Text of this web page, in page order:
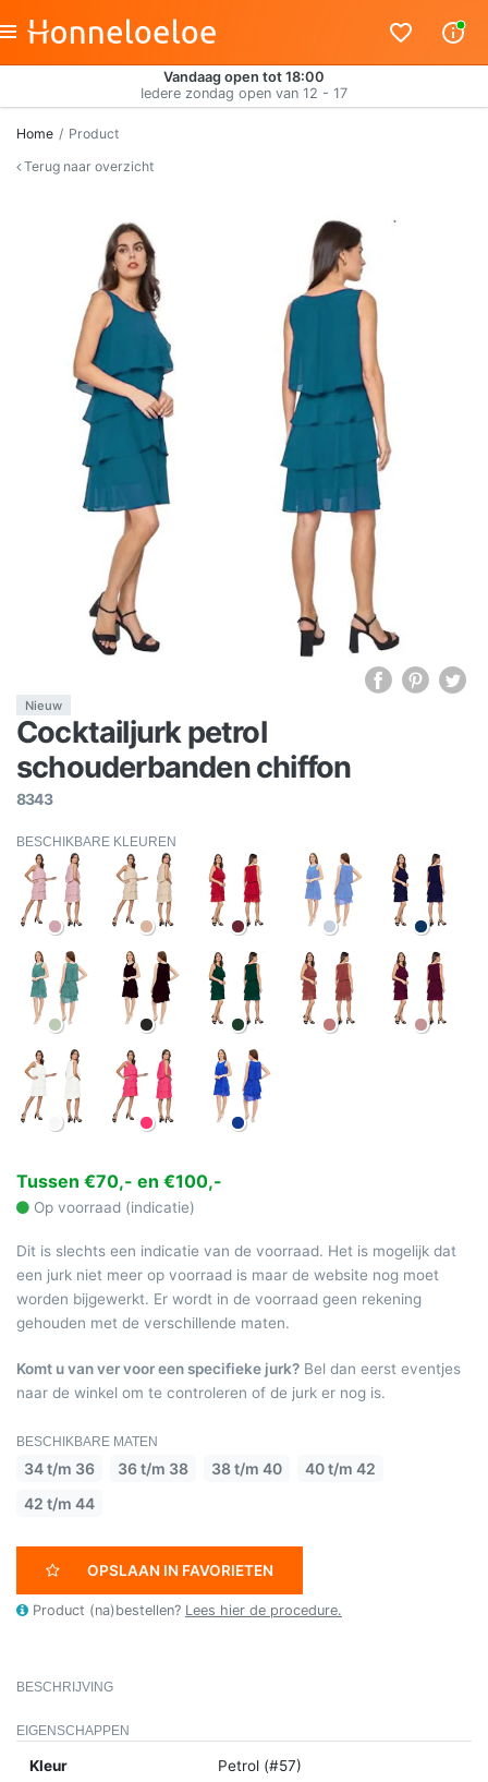
Vandaag open tot 18:00
Iedere zondag open van 12 - 17
Home
Product
Terug naar overzicht
Nieuw
Cocktailjurk petrol
schouderbanden chiffon
8343
BESCHIKBARE KLEUREN
Tussen €70,- en €100,-
Op voorraad (indicatie)
Dit is slechts een indicatie van de voorraad. Het is mogelijk dat
een jurk niet meer op voorraad is maar de website nog moet
worden bijgewerkt. Er wordt in de voorraad geen rekening
gehouden met de verschillende maten.
Komt u van ver voor een specifieke jurk? Bel dan eerst eventjes
naar de winkel om te controleren of de jurk er nog is.
BESCHIKBARE MATEN
34 t/m 36 36 t/m 38 38 t/m 40
40 t/m 42
42 t/m 44
OPSLAAN IN FAVORIETEN
Product (na)bestellen? Lees hier de procedure.
BESCHRIJVING
EIGENSCHAPPEN
Kleur Petrol (#57)